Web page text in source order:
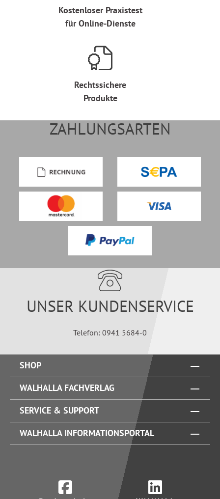
Kostenloser Praxistest
für Online-Dienste
Rechtssichere
Produkte
ZAHLUNGSARTEN
UNSER KUNDENSERVICE
Telefon: 0941 5684-0
SHOP
WALHALLA FACHVERLAG
SERVICE & SUPPORT
WALHALLA INFORMATIONSPORTAL